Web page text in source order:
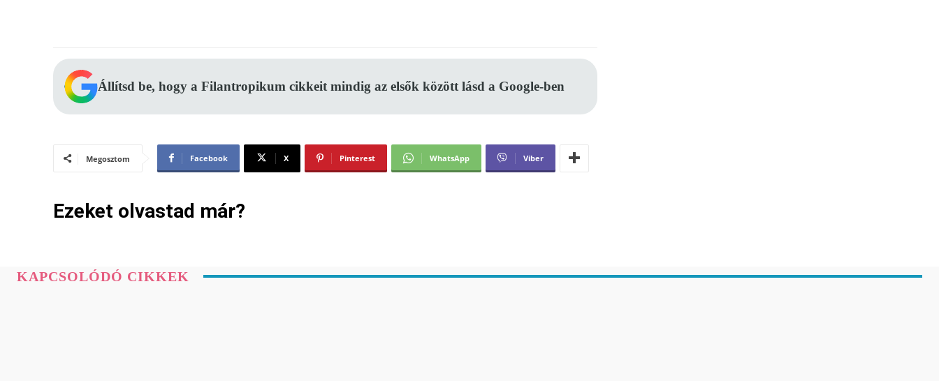
Állítsd be, hogy a Filantropikum cikkeit mindig az elsők között lásd a Google-ben
Megosztom Facebook X Pinterest WhatsApp Viber
Ezeket olvastad már?
KAPCSOLÓDÓ CIKKEK